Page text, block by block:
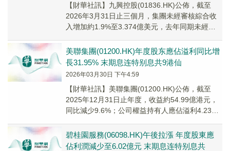
​【財華社訊】九興控股(01836.HK)公佈，截至
2026年3月31日止三個月，集團未經審核綜合收
入增加約1.9%至3.374億美元，去年同期未經審
美聯集團(01200.HK)年度股东應佔溢利同比增
長31.95% 末期息连特别息共9港仙
2026年03月30日 下午4:59
【財華社訊】美聯集團(01200.HK)公佈，截至
2025年12月31日止年度，收益約54.99億港元，
同比減少9.6%；公司權益持有人應佔溢利4.23億
碧桂園服務(06098.HK)午後拉漲 年度股東應
佔利潤減少至6.02億元 末期息连特别息共